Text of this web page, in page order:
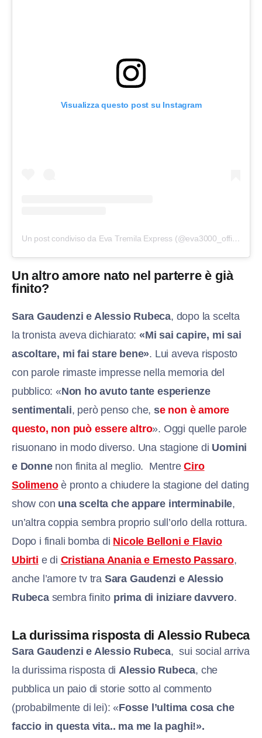
Visualizza questo post su Instagram
Un post condiviso da Eva Tremila Express (@eva3000_official)
Un altro amore nato nel parterre è già
finito?
Sara Gaudenzi e Alessio Rubeca, dopo la scelta
la tronista aveva dichiarato:«Mi sai capire, mi sai
ascoltare, mi fai stare bene». Lui aveva risposto
con parole rimaste impresse nella memoria del
pubblico: «Non ho avuto tante esperienze
sentimentali, però penso che, se non è amore
questo, non può essere altro». Oggi quelle parole
risuonano in modo diverso. Una stagione di Uomini
e Donnenon finita al meglio. MentreCiro
Solimenoè pronto a chiudere la stagione del dating
show con una scelta che appare interminabile,
un’altra coppia sembra proprio sull’orlo della rottura.
Dopo i finali bomba di Nicole Belloni e Flavio
Ubirti e di Cristiana Anania e Ernesto Passaro,
anche l’amore tv tra Sara Gaudenzi e Alessio
Rubecasembra finito prima di iniziare davvero.
La durissima risposta di Alessio Rubeca
Sara Gaudenzi e Alessio Rubeca, sui social arriva
la durissima risposta di Alessio Rubeca, che
pubblica un paio di storie sotto al commento
(probabilmente di lei): «Fosse l’ultima cosa che
faccio in questa vita.. ma me la paghi!».